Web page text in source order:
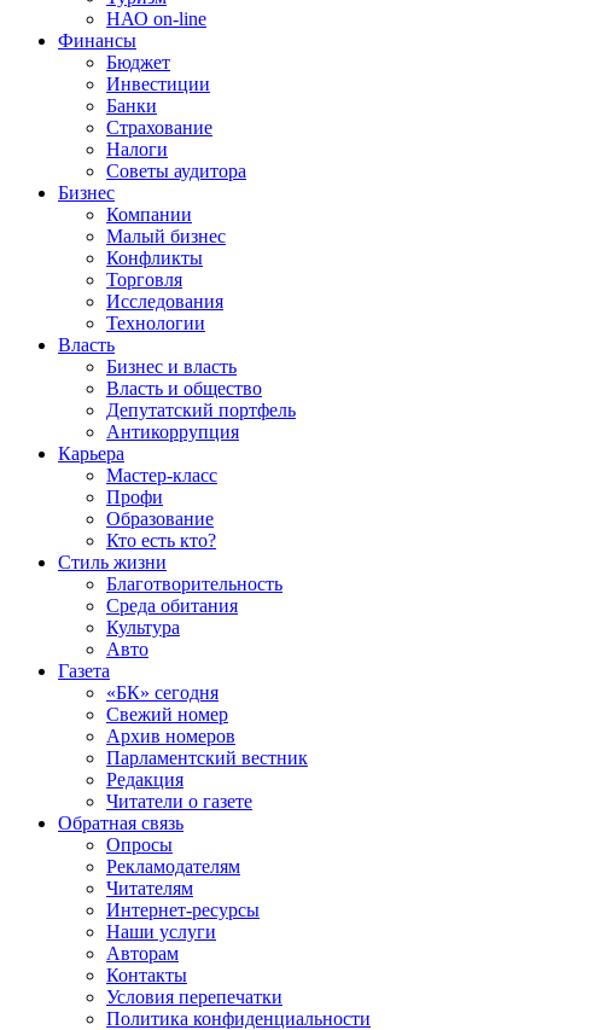
НАО on-line
Финансы
Бюджет
Инвестиции
Банки
Страхование
Налоги
Советы аудитора
Бизнес
Компании
Малый бизнес
Конфликты
Торговля
Исследования
Технологии
Власть
Бизнес и власть
Власть и общество
Депутатский портфель
Антикоррупция
Карьера
Мастер-класс
Профи
Образование
Кто есть кто?
Стиль жизни
Благотворительность
Среда обитания
Культура
Авто
Газета
«БК» сегодня
Свежий номер
Архив номеров
Парламентский вестник
Редакция
Читатели о газете
Обратная связь
Опросы
Рекламодателям
Читателям
Интернет-ресурсы
Наши услуги
Авторам
Контакты
Условия перепечатки
Политика конфиденциальности